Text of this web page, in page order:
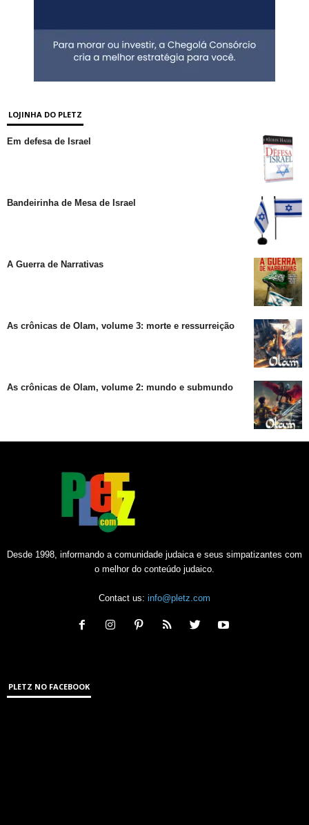
LOJINHA DO PLETZ
Em defesa de Israel
Bandeirinha de Mesa de Israel
A Guerra de Narrativas
As crônicas de Olam, volume 3: morte e ressurreição
As crônicas de Olam, volume 2: mundo e submundo
Desde 1998, informando a comunidade judaica e seus simpatizantes com
o melhor do conteúdo judaico.
Contact us: info@pletz.com
PLETZ NO FACEBOOK